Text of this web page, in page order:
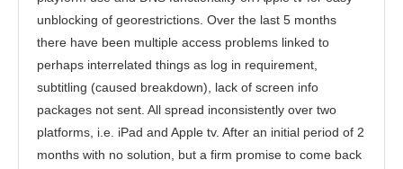
unblocking of georestrictions. Over the last 5 months
there have been multiple access problems linked to
perhaps interrelated things as log in requirement,
subtitling (caused breakdown), lack of screen info
packages not sent. All spread inconsistently over two
platforms, i.e. iPad and Apple tv. After an initial period of 2
months with no solution, but a firm promise to come back